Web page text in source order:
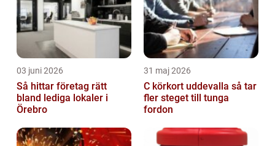
03 juni 2026
Så hittar företag rätt
bland lediga lokaler i
Örebro
31 maj 2026
C körkort uddevalla så tar
fler steget till tunga
fordon